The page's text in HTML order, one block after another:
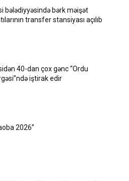
bələdiyyəsində bərk məişət
transfer stansiyası açılıb
40-dan çox gənc “Ordu
iştirak edir
2026”